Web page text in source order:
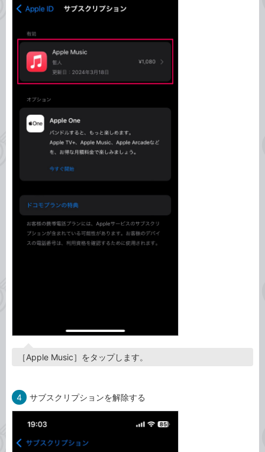
［Apple Music］をタップします。
4 サブスクリプションを解除する